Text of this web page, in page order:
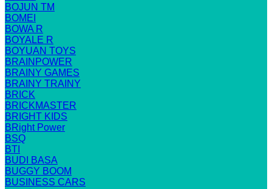
BOJUN TM
BOMEI
BOWA R
BOYALE R
BOYUAN TOYS
BRAINPOWER
BRAINY GAMES
BRAINY TRAINY
BRICK
BRICKMASTER
BRIGHT KIDS
BRight Power
BSQ
BTI
BUDI BASA
BUGGY BOOM
BUSINESS CARS